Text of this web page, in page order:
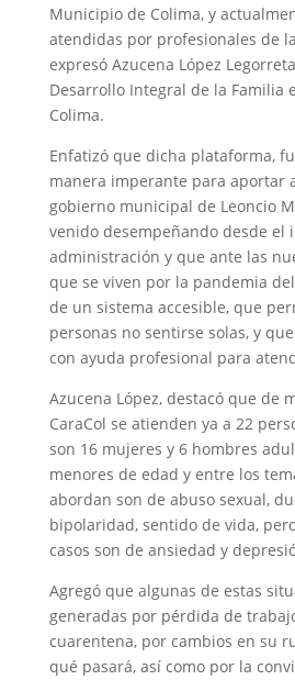
Municipio de Colima, y
atendidas por profesionales de
expresó Azucena López
Desarrollo Integral de la Familia
Colima.
Enfatizó que dicha plataforma,
manera imperante para aportar
gobierno municipal de Leoncio
venido desempeñando desde el
administración y que ante las
que se viven por la pandemia
de un sistema accesible, que
personas no sentirse solas, y
con ayuda profesional para
Azucena López, destacó que de
CaraCol se atienden ya a 22
son 16 mujeres y 6 hombres
menores de edad y entre los
abordan son de abuso sexual,
bipolaridad, sentido de vida,
casos son de ansiedad y
Agregó que algunas de estas
generadas por pérdida de
cuarentena, por cambios en su
qué pasará, así como por la